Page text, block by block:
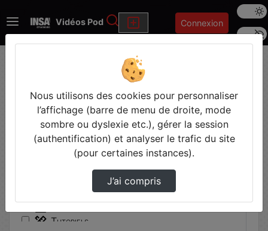
Vidéos Pod Rechercher Connexion
Mode
Police
Filtres
Types
Autre
Communication institutionnelle
Conférence
Travaux pratiques
Tutoriels
Nous utilisons des cookies pour personnaliser
l’affichage (barre de menu de droite, mode
sombre ou dyslexie etc.), gérer la session
(authentification) et analyser le trafic du site
(pour certaines instances).
J’ai compris